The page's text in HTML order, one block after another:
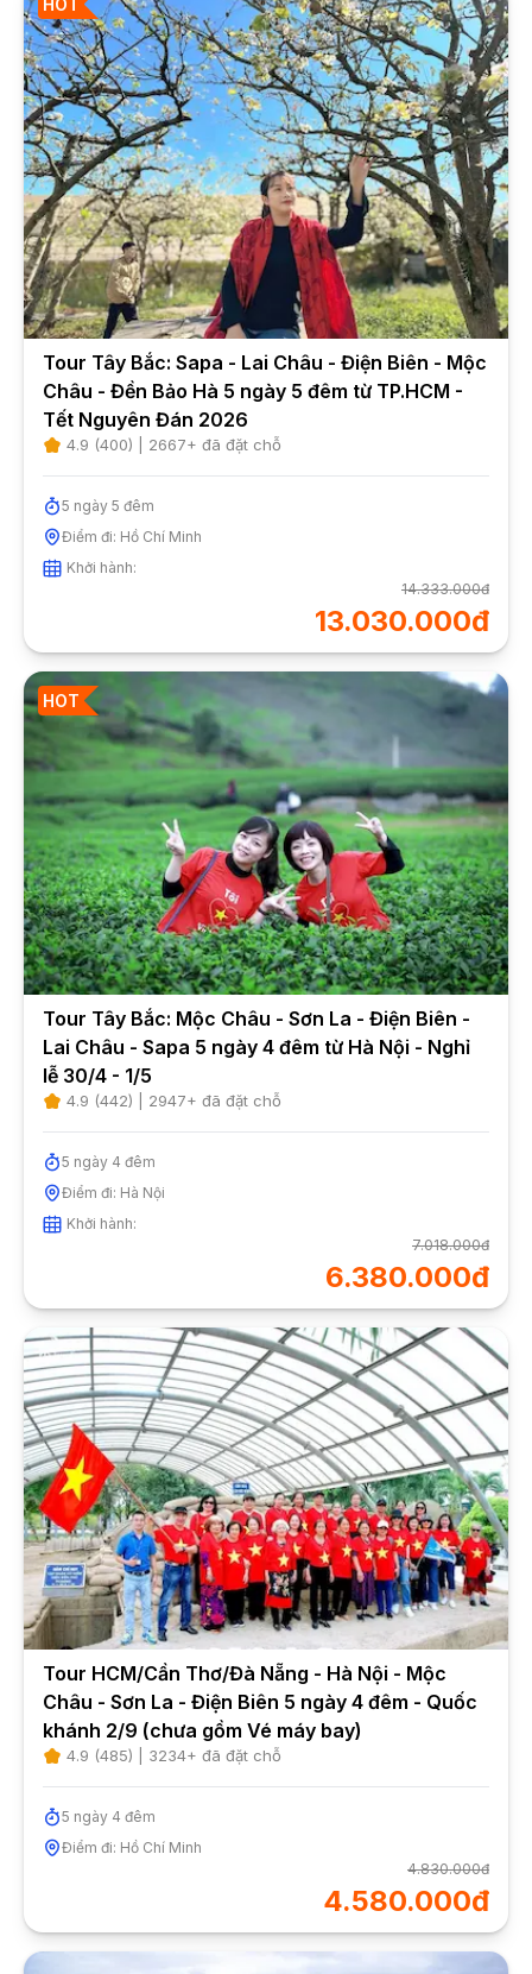
HOT
Tour Tây Bắc: Sapa - Lai Châu - Điện Biên - Mộc
Châu - Đền Bảo Hà 5 ngày 5 đêm từ TP.HCM -
Tết Nguyên Đán 2026
4.9 (400) | 2667+ đã đặt chỗ
5 ngày 5 đêm
Điểm đi: Hồ Chí Minh
Khởi hành:
14.333.000đ
13.030.000đ
HOT
Tour Tây Bắc: Mộc Châu - Sơn La - Điện Biên -
Lai Châu - Sapa 5 ngày 4 đêm từ Hà Nội - Nghỉ
lễ 30/4 - 1/5
4.9 (442) | 2947+ đã đặt chỗ
5 ngày 4 đêm
Điểm đi: Hà Nội
Khởi hành:
7.018.000đ
6.380.000đ
Tour HCM/Cần Thơ/Đà Nẵng - Hà Nội - Mộc
Châu - Sơn La - Điện Biên 5 ngày 4 đêm - Quốc
khánh 2/9 (chưa gồm Vé máy bay)
4.9 (485) | 3234+ đã đặt chỗ
5 ngày 4 đêm
Điểm đi: Hồ Chí Minh
4.830.000đ
4.580.000đ